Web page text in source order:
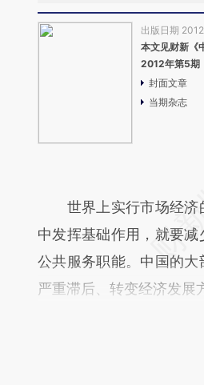
出版日期
本文见财新《
2012年第5期
封面文章
当期杂志
世界上实行市场经济
中发挥基础作用，就要
公共服务职能。中国的
严重滞后、转变经济发展